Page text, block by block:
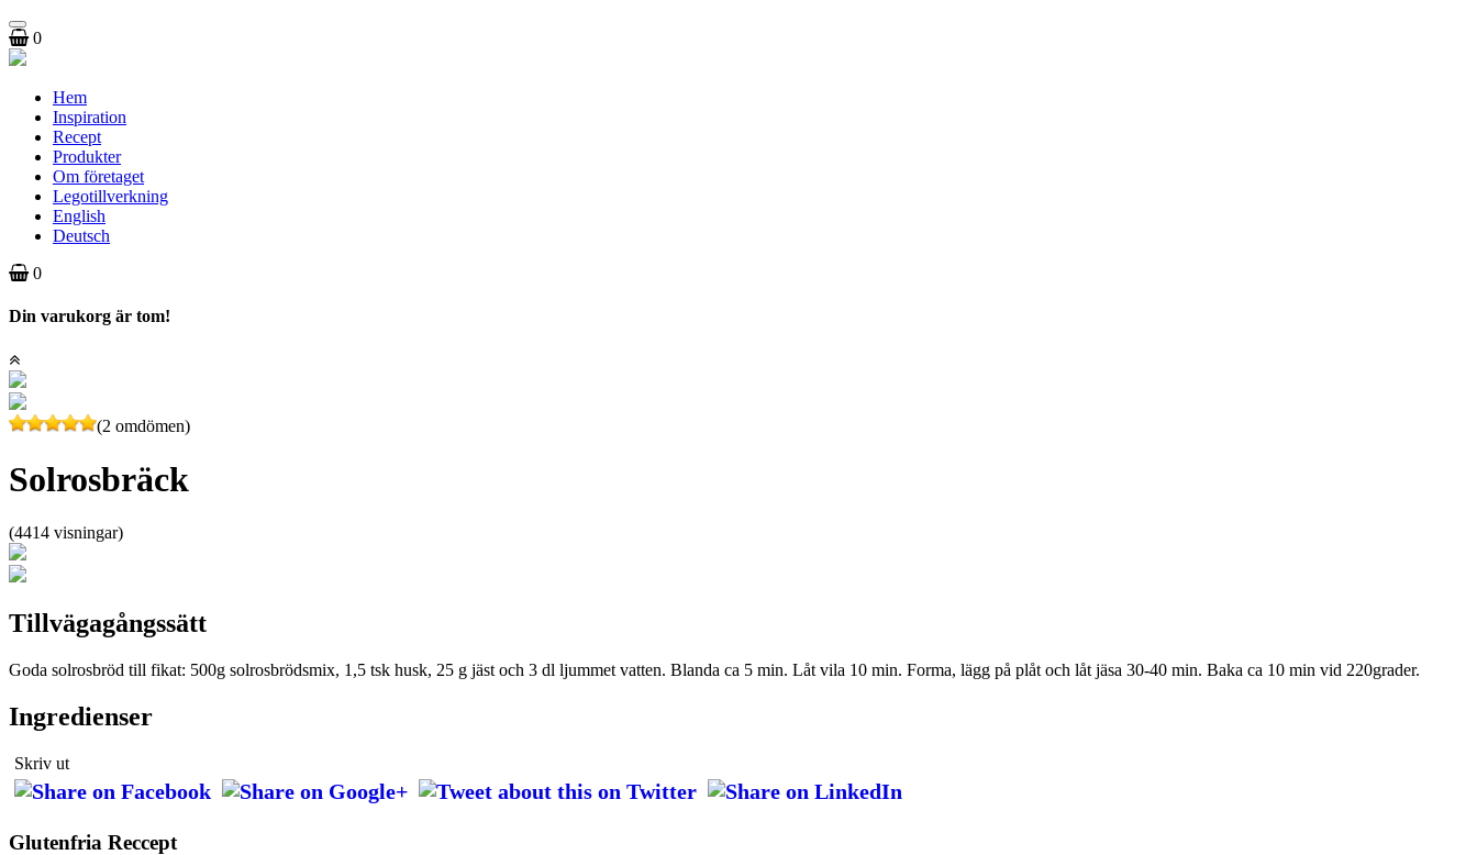
Toggle
navigation
0
Hem
Inspiration
Recept
Produkter
Om företaget
Legotillverkning
English
Deutsch
0
Din varukorg är tom!
(2 omdömen)
Solrosbräck
(4414 visningar)
Tillvägagångssätt
Goda solrosbröd till fikat: 500g solrosbrödsmix, 1,5 tsk husk, 25 g jäst och 3 dl ljummet vatten. Blanda ca 5 min. Låt vila 10 min. Forma, lägg på plåt och låt jäsa 30-40 min. Baka ca 10 min vid 220grader.
Ingredienser
Skriv ut
Glutenfria Reccept